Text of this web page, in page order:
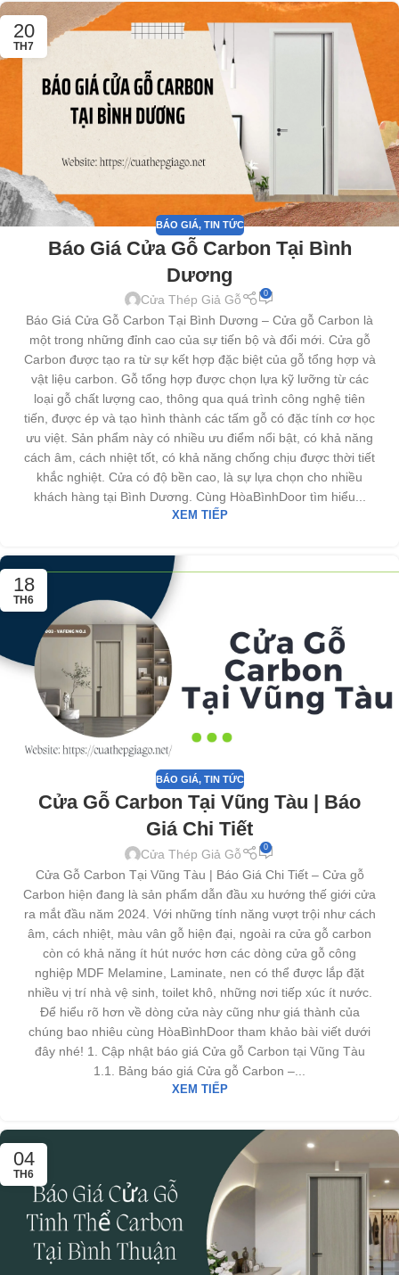
20
TH7
BÁO GIÁ, TIN TỨC
Báo Giá Cửa Gỗ Carbon Tại Bình
Dương
Cửa Thép Giả Gỗ 0
Báo Giá Cửa Gỗ Carbon Tại Bình Dương – Cửa gỗ Carbon là
một trong những đỉnh cao của sự tiến bộ và đổi mới. Cửa gỗ
Carbon được tạo ra từ sự kết hợp đặc biệt của gỗ tổng hợp và
vật liệu carbon. Gỗ tổng hợp được chọn lựa kỹ lưỡng từ các
loại gỗ chất lượng cao, thông qua quá trình công nghệ tiên
tiến, được ép và tạo hình thành các tấm gỗ có đặc tính cơ học
ưu việt. Sản phẩm này có nhiều ưu điểm nổi bật, có khả năng
cách âm, cách nhiệt tốt, có khả năng chống chịu được thời tiết
khắc nghiệt. Cửa có độ bền cao, là sự lựa chọn cho nhiều
khách hàng tại Bình Dương. Cùng HòaBìnhDoor tìm hiểu...
XEM TIẾP
18
TH6
BÁO GIÁ, TIN TỨC
Cửa Gỗ Carbon Tại Vũng Tàu | Báo
Giá Chi Tiết
Cửa Thép Giả Gỗ 0
Cửa Gỗ Carbon Tại Vũng Tàu | Báo Giá Chi Tiết – Cửa gỗ
Carbon hiện đang là sản phẩm dẫn đầu xu hướng thế giới cửa
ra mắt đầu năm 2024. Với những tính năng vượt trội như cách
âm, cách nhiệt, màu vân gỗ hiện đại, ngoài ra cửa gỗ carbon
còn có khả năng ít hút nước hơn các dòng cửa gỗ công
nghiệp MDF Melamine, Laminate, nen có thể được lắp đặt
nhiều vị trí nhà vệ sinh, toilet khô, những nơi tiếp xúc ít nước.
Để hiểu rõ hơn về dòng cửa này cũng như giá thành của
chúng bao nhiêu cùng HòaBìnhDoor tham khảo bài viết dưới
đây nhé! 1. Cập nhật báo giá Cửa gỗ Carbon tại Vũng Tàu
1.1. Bảng báo giá Cửa gỗ Carbon –...
XEM TIẾP
04
TH6